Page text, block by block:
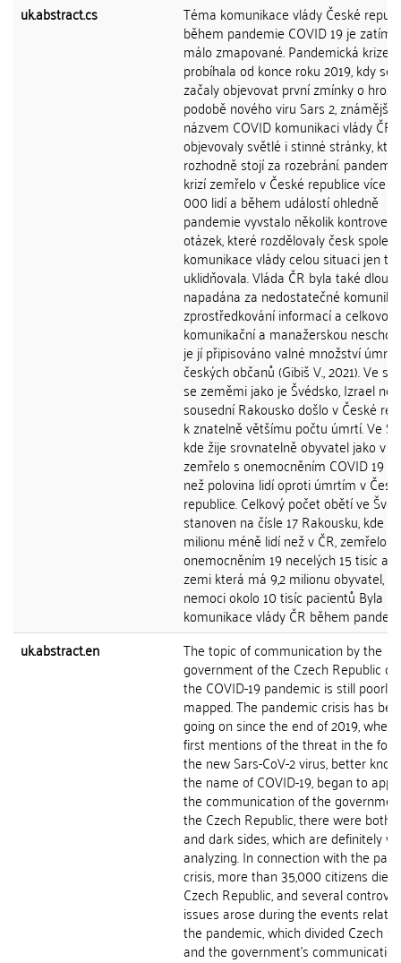
uk.abstract.cs
Téma komunikace vlády České
během pandemie COVID 19 je zatím
málo zmapované. Pandemická krize
probíhala od konce roku 2019, kdy se
začaly objevovat první zmínky o
podobě nového viru Sars 2,
názvem COVID komunikaci vlády ČR
objevovaly světlé i stinné stránky,
rozhodně stojí za rozebrání.
krizí zemřelo v České republice více
000 lidí a během událostí ohledně
pandemie vyvstalo několik
otázek, které rozdělovaly česk
komunikace vlády celou situaci jen
uklidňovala. Vláda ČR byla také
napadána za nedostatečné
zprostředkování informací a celkovou
komunikační a manažerskou
je jí připisováno valné množství úmrtí
českých občanů (Gibiš V., 2021). Ve
se zeměmi jako je Švédsko, Izrael
sousední Rakousko došlo v České
k znatelně většímu počtu úmrtí. Ve
kde žije srovnatelně obyvatel jako v
zemřelo s onemocněním COVID 19
než polovina lidí oproti úmrtím v
republice. Celkový počet obětí ve
stanoven na čísle 17 Rakousku, kde
milionu méně lidí než v ČR, zemřelo v
onemocněním 19 necelých 15 tisíc a v
zemi která má 9,2 milionu obyvatel,
nemoci okolo 10 tisíc pacientů Byla
komunikace vlády ČR během
uk.abstract.en
The topic of communication by the
government of the Czech Republic
the COVID-19 pandemic is still poorly
mapped. The pandemic crisis has
going on since the end of 2019, when
first mentions of the threat in the
the new Sars-CoV-2 virus, better
the name of COVID-19, began to
the communication of the
the Czech Republic, there were both
and dark sides, which are definitely
analyzing. In connection with the
crisis, more than 35,000 citizens
Czech Republic, and several
issues arose during the events
the pandemic, which divided Czech
and the government's